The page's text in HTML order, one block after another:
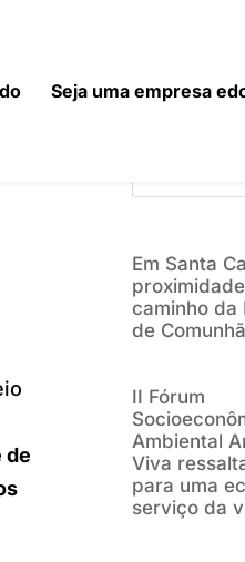
Seja uma empresa
de
Em Santa
caminho da
de
II Fórum
Ambiental
Viva
para uma
serviço da